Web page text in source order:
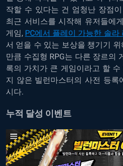
작할 수 있다는 건 엄청난 장점
최근 서비스를 시작해 유저들에
게임, PC에서 플레이 가능한 솔라
서 얻을 수 있는 보상을 챙기기
만큼 수집형 RPG는 다른 장르의
록의 가치가 큰 게임이라고 할
지 않은 빌런마스터의 사전 등록
시다.
누적 달성 이벤트